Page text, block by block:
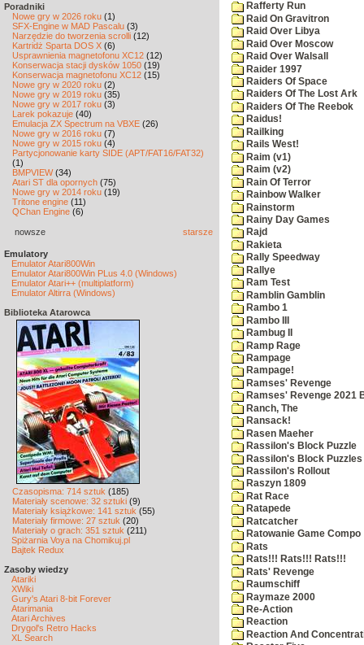
Poradniki
Nowe gry w 2026 roku (1)
SFX-Engine w MAD Pascalu (3)
Narzędzie do tworzenia scrolli (12)
Kartridż Sparta DOS X (6)
Usprawnienia magnetofonu XC12 (12)
Konserwacja stacji dysków 1050 (19)
Konserwacja magnetofonu XC12 (15)
Nowe gry w 2020 roku (2)
Nowe gry w 2019 roku (35)
Nowe gry w 2017 roku (3)
Larek pokazuje (40)
Emulacja ZX Spectrum na VBXE (26)
Nowe gry w 2016 roku (7)
Nowe gry w 2015 roku (4)
Partycjonowanie karty SIDE (APT/FAT16/FAT32)
(1)
BMPVIEW(34)
Atari ST dla opornych (75)
Nowe gry w 2014 roku (19)
Tritone engine (11)
QChan Engine (6)
nowsze starsze
Emulatory
Emulator Atari800Win
Emulator Atari800Win PLus 4.0 (Windows)
Emulator Atari++ (multiplatform)
Emulator Altirra (Windows)
Biblioteka Atarowca
Czasopisma: 714 sztuk (185)
Materiały scenowe: 32 sztuki (9)
Materiały książkowe: 141 sztuk (55)
Materiały firmowe: 27 sztuk (20)
Materiały o grach: 351 sztuk (211)
Spiżarnia Voya na Chomikuj.pl
Bajtek Redux
Zasoby wiedzy
Atariki
XWiki
Gury's Atari 8-bit Forever
Atarimania
Atari Archives
Drygol's Retro Hacks
XL Search
Rafferty Run
Raid On Gravitron
Raid Over Libya
Raid Over Moscow
Raid Over Walsall
Raider 1997
Raiders Of Space
Raiders Of The Lost Ark
Raiders Of The Reebok
Raidus!
Railking
Rails West!
Raim (v1)
Raim (v2)
Rain Of Terror
Rainbow Walker
Rainstorm
Rainy Day Games
Rajd
Rakieta
Rally Speedway
Rallye
Ram Test
Ramblin Gamblin
Rambo 1
Rambo III
Rambug II
Ramp Rage
Rampage
Rampage!
Ramses' Revenge
Ramses' Revenge 2021
Ranch, The
Ransack!
Rasen Maeher
Rassilon's Block Puzzle
Rassilon's Block Puzzles
Rassilon's Rollout
Raszyn 1809
Rat Race
Ratapede
Ratcatcher
Ratowanie Game Compo
Rats
Rats!!! Rats!!! Rats!!!
Rats' Revenge
Raumschiff
Raymaze 2000
Re-Action
Reaction
Reaction And